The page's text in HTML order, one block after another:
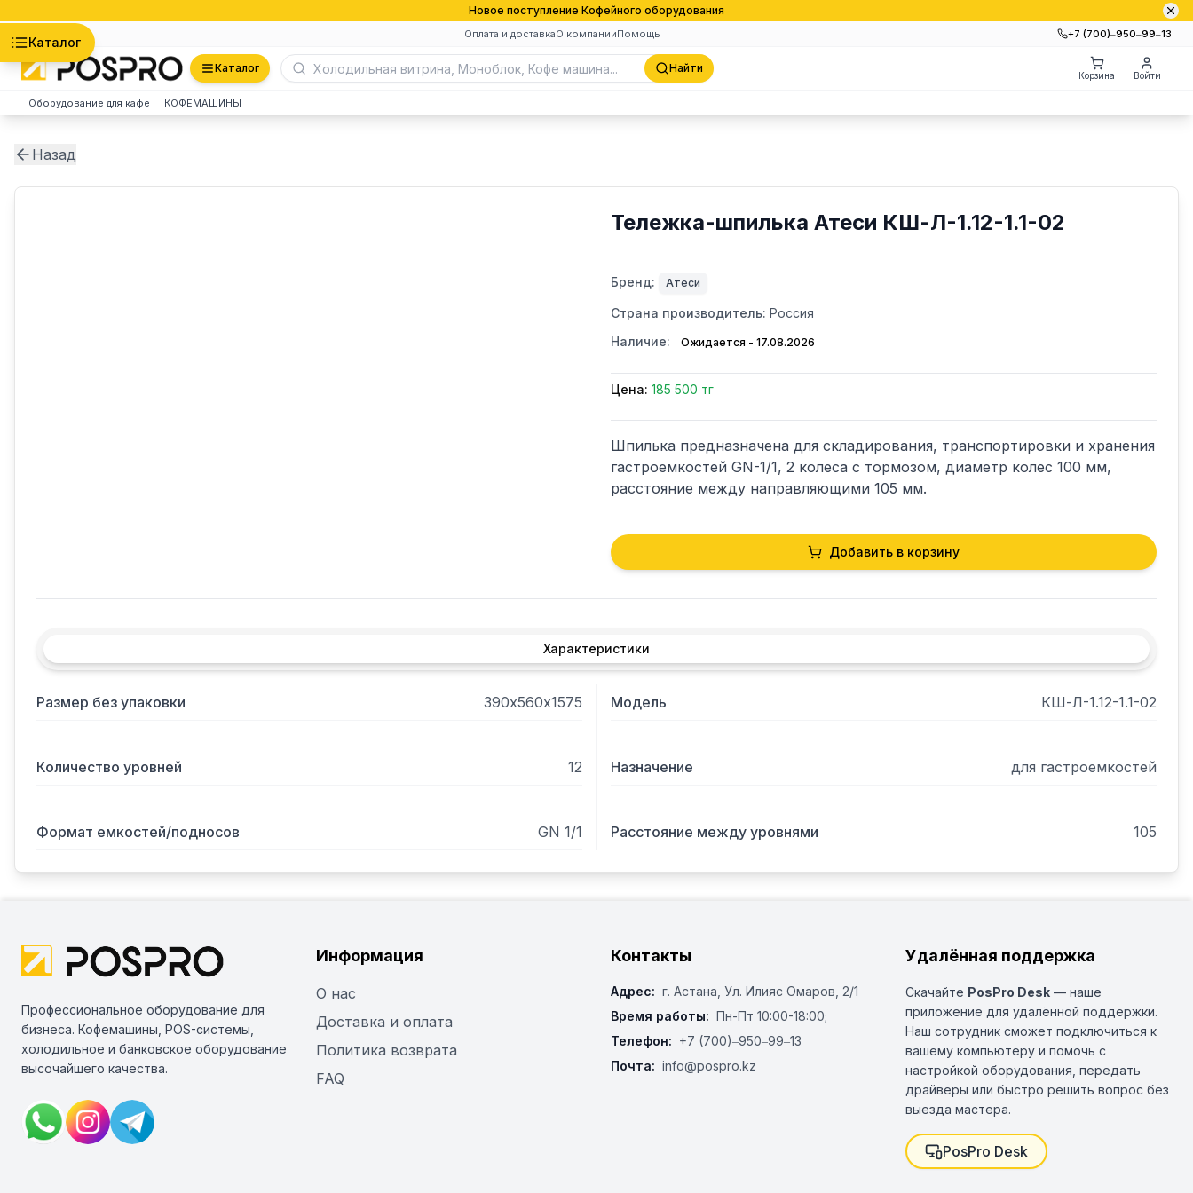
Новое поступление Кофейного оборудования
Оплата и доставкаО компанииПомощь +7 (700)‒950‒99‒13
Каталог
Каталог Найти
Корзина Войти
Оборудование для кафе КОФЕМАШИНЫ
Назад
Тележка-шпилька Атеси КШ-Л-1.12-1.1-02
Бренд: Атеси
Страна производитель: Россия
Наличие:
Ожидается - 17.08.2026
Цена: 185 500 тг
Шпилька предназначена для складирования, транспортировки и хранения
гастроемкостей GN-1/1, 2 колеса с тормозом, диаметр колес 100 мм,
расстояние между направляющими 105 мм.
Добавить в корзину
Характеристики
Размер без упаковки 390х560х1575 Модель КШ-Л-1.12-1.1-02
Количество уровней 12 Назначение для гастроемкостей
Формат емкостей/подносов GN 1/1 Расстояние между уровнями 105
Профессиональное оборудование для
бизнеса. Кофемашины, POS-системы,
холодильное и банковское оборудование
высочайшего качества.
Информация
О нас
Доставка и оплата
Политика возврата
FAQ
Контакты
Адрес: г. Астана, ​Ул. Илияс Омаров, 2/1
Время работы: Пн-Пт 10:00-18:00;
Телефон: +7 (700)‒950‒99‒13
Почта: info@pospro.kz
Удалённая поддержка
Скачайте PosPro Desk — наше
приложение для удалённой поддержки.
Наш сотрудник сможет подключиться к
вашему компьютеру и помочь с
настройкой оборудования, передать
драйверы или быстро решить вопрос без
выезда мастера.
PosPro Desk